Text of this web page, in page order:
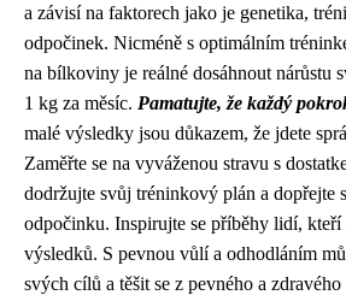
a závisí na faktorech jako je genetika,
odpočinek. Nicméně s optimálním
na bílkoviny je reálné dosáhnout nárůstu
1 kg za měsíc. Pamatujte, že každý
malé výsledky jsou důkazem, že jdete
Zaměřte se na vyváženou stravu s
dodržujte svůj tréninkový plán a dopřejte
odpočinku. Inspirujte se příběhy lidí, kteří
výsledků. S pevnou vůlí a odhodláním
svých cílů a těšit se z pevného a zdravého